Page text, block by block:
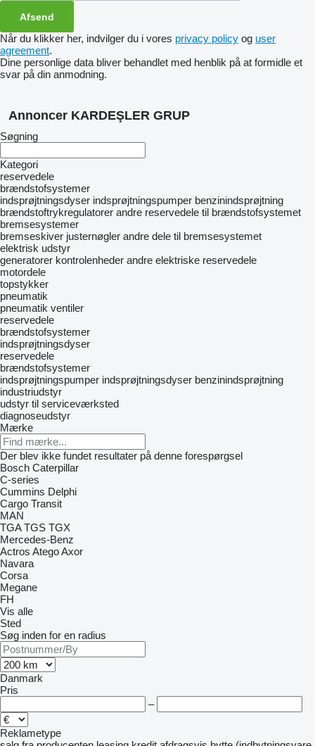
Når du klikker her, indvilger du i vores privacy policy og user
agreement.
Dine personlige data bliver behandlet med henblik på at formidle et
svar på din anmodning.
Annoncer KARDEŞLER GRUP
Søgning
Kategori
reservedele
brændstofsystemer
indsprøjtningsdyser indsprøjtningspumper benzinindsprøjtning
brændstoftrykregulatorer andre reservedele til brændstofsystemet
bremsesystemer
bremseskiver justernøgler andre dele til bremsesystemet
elektrisk udstyr
generatorer kontrolenheder andre elektriske reservedele
motordele
topstykker
pneumatik
pneumatik ventiler
reservedele
brændstofsystemer
indsprøjtningsdyser
reservedele
brændstofsystemer
indsprøjtningspumper indsprøjtningsdyser benzinindsprøjtning
industriudstyr
udstyr til serviceværksted
diagnoseudstyr
Mærke
Der blev ikke fundet resultater på denne forespørgsel
Bosch Caterpillar
C-series
Cummins Delphi
Cargo Transit
MAN
TGA TGS TGX
Mercedes-Benz
Actros AtegoAxor
Navara
Corsa
Megane
FH
Vis alle
Sted
Søg inden for en radius
Danmark
Pris
–
Reklametype